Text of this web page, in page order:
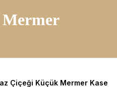
Mermer